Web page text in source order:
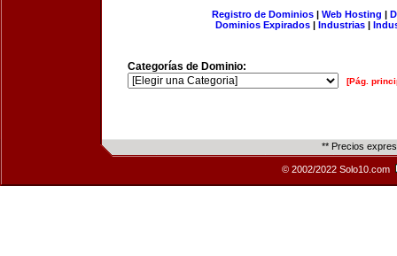
Registro de Dominios| Web Hosting |
Dominios Expirados | Industrias |
Categorías de Dominio:
[Pág.
** Precios
© 2002/2022 Solo10.com